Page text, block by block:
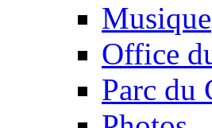
Musique
Office
Parc du